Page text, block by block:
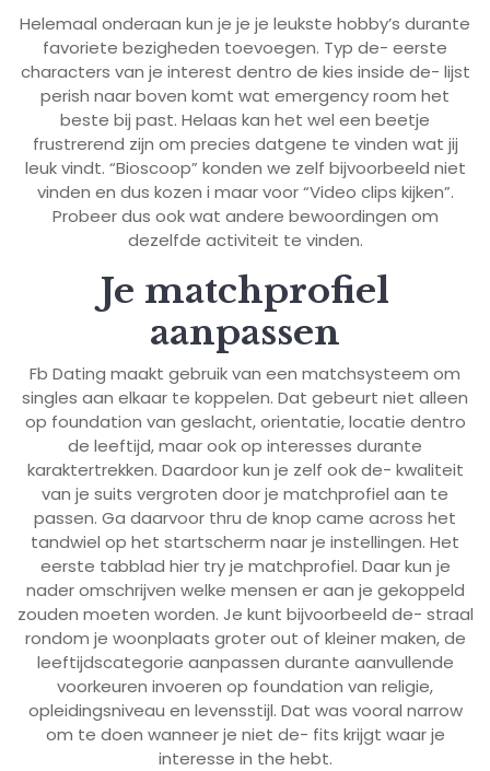
Helemaal onderaan kun je je je leukste hobby’s durante
favoriete bezigheden toevoegen. Typ de- eerste
characters van je interest dentro de kies inside de- lijst
perish naar boven komt wat emergency room het
beste bij past. Helaas kan het wel een beetje
frustrerend zijn om precies datgene te vinden wat jij
leuk vindt. “Bioscoop” konden we zelf bijvoorbeeld niet
vinden en dus kozen i maar voor “Video clips kijken”.
Probeer dus ook wat andere bewoordingen om
dezelfde activiteit te vinden.
Je matchprofiel
aanpassen
Fb Dating maakt gebruik van een matchsysteem om
singles aan elkaar te koppelen. Dat gebeurt niet alleen
op foundation van geslacht, orientatie, locatie dentro
de leeftijd, maar ook op interesses durante
karaktertrekken. Daardoor kun je zelf ook de- kwaliteit
van je suits vergroten door je matchprofiel aan te
passen. Ga daarvoor thru de knop came across het
tandwiel op het startscherm naar je instellingen. Het
eerste tabblad hier try je matchprofiel. Daar kun je
nader omschrijven welke mensen er aan je gekoppeld
zouden moeten worden. Je kunt bijvoorbeeld de- straal
rondom je woonplaats groter out of kleiner maken, de
leeftijdscategorie aanpassen durante aanvullende
voorkeuren invoeren op foundation van religie,
opleidingsniveau en levensstijl. Dat was vooral narrow
om te doen wanneer je niet de- fits krijgt waar je
interesse in the hebt.